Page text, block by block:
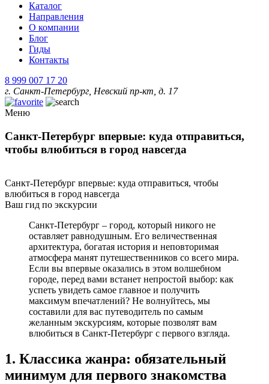
Каталог
Направления
О компании
Блог
Гиды
Контакты
8 999 007 17 20
г. Санкт-Петербург, Невский пр-кт, д. 17
Меню
Санкт-Петербург впервые: куда отправиться,
чтобы влюбиться в город навсегда
Санкт-Петербург впервые: куда отправиться, чтобы
влюбиться в город навсегда
Ваш гид по экскурсии
Санкт-Петербург – город, который никого не
оставляет равнодушным. Его величественная
архитектура, богатая история и неповторимая
атмосфера манят путешественников со всего мира.
Если вы впервые оказались в этом волшебном
городе, перед вами встанет непростой выбор: как
успеть увидеть самое главное и получить
максимум впечатлений? Не волнуйтесь, мы
составили для вас путеводитель по самым
желанным экскурсиям, которые позволят вам
влюбиться в Санкт-Петербург с первого взгляда.
1. Классика жанра: обязательный
минимум для первого знакомства